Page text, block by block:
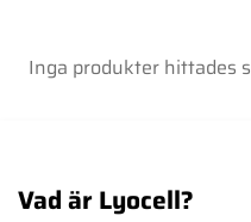
Inga produkter hittades
Vad är Lyocell?